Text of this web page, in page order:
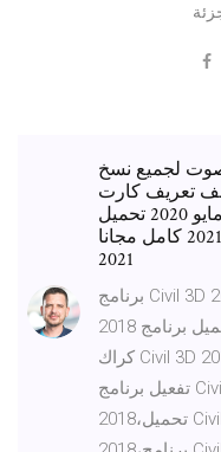
لجميع نسخ
تعريف كارت
الصوت كامل مجاني وهو أ… 05 مايو 2020 تحميل
فلاش بلاير 2021 كامل مجانا - Adobe Flash Player
2021
برنامج Civil 3D 2018 برابط مباشر,تنزيل برنامج Civil 3D
2018 مجانا, تحميل برنامج Civil 3D 2018 للكمبيوتر,
كراك Civil 3D 2018, سيريال برنامج Civil 3D 2018,
تفعيل برنامج Civil 3D 2018 , باتش برنامج Civil 3D
2018،تحميل Civil 3D 2018 للويندوز،تنشيط Civil 3D